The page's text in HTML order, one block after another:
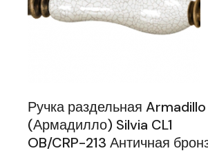
Ручка раздельная Armadillo
(Армадилло) Silvia CL1
OB/CRP-213 Античная